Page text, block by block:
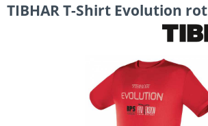
TIBHAR T-Shirt Evolution rot